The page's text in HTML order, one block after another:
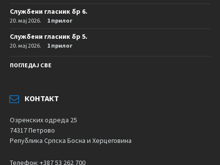
Службени гласник бр 6.
20. мај 2026. 1 прилог
Службени гласник бр 5.
20. мај 2026. 1 прилог
ПОГЛЕДАЈ СВЕ
КОНТАКТ
Озренских одреда 25
74317 Петрово
Република Српска Босна и Херцеговина
Телефон: +387 53 262 700